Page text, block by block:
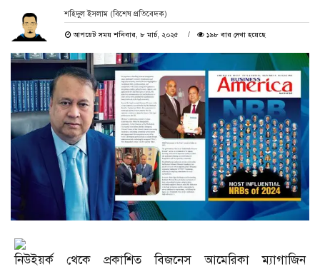
শহিদুল ইসলাম (বিশেষ প্রতিবেদক)
আপডেট সময় শনিবার, ৮ মার্চ, ২০২৫ ১৯৮ বার দেখা হয়েছে
নিউইয়র্ক থেকে প্রকাশিত বিজনেস আমেরিকা ম্যাগাজিন